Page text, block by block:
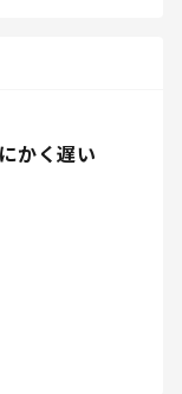
かく遅い
てなんなん。